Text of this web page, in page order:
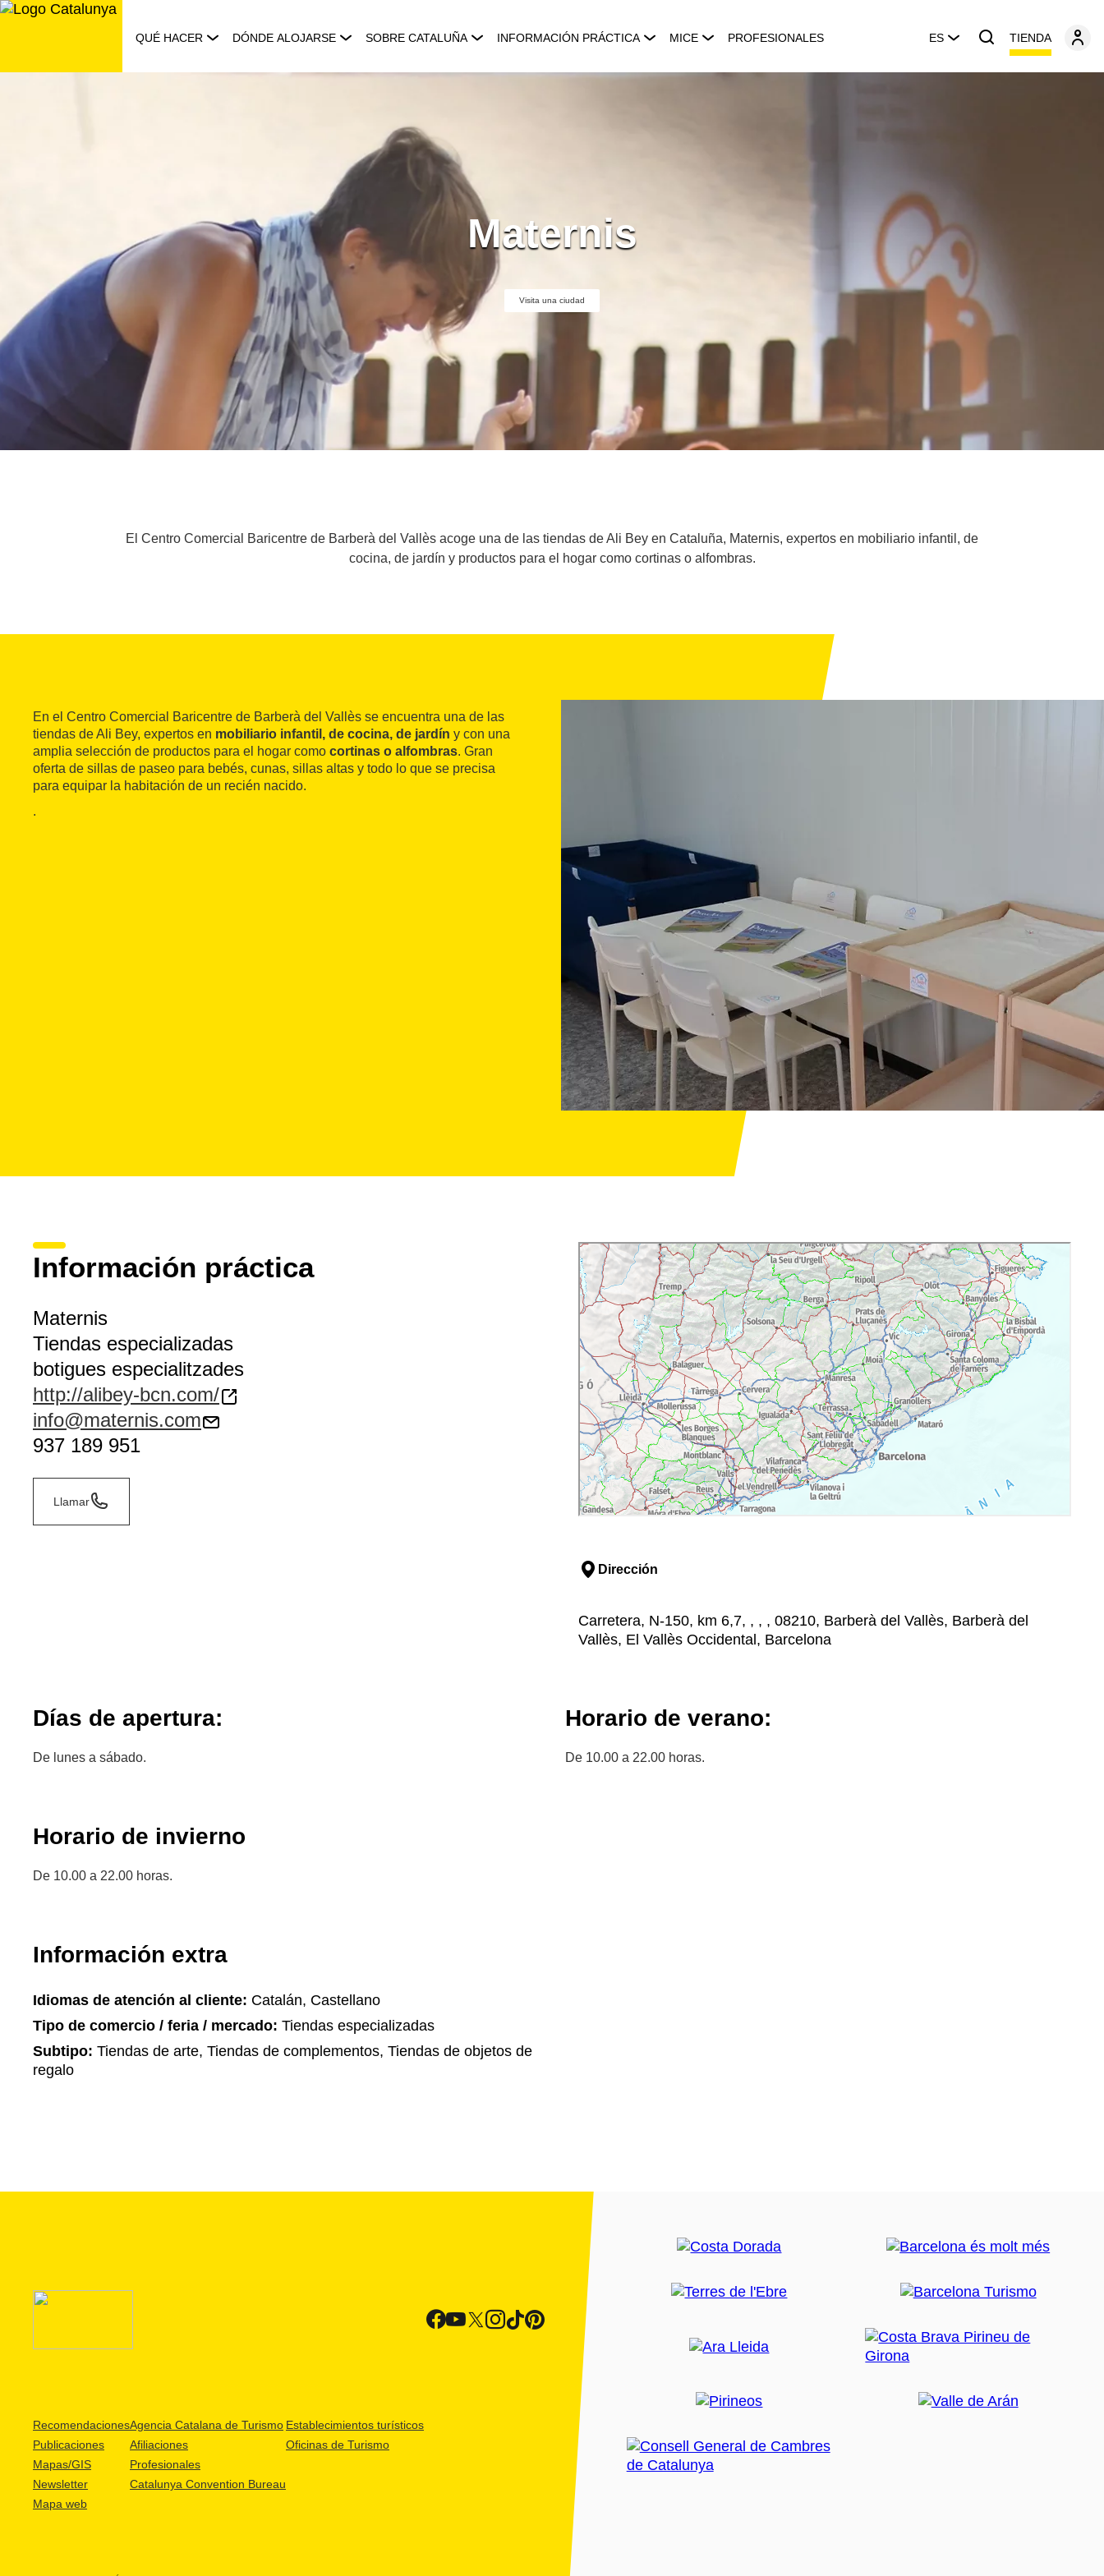
Saltar
QUÉ HACER DÓNDE ALOJARSE SOBRE CATALUÑA INFORMACIÓN PRÁCTICA MICE PROFESIONALES ES TIENDA
Maternis
Visita una ciudad
El Centro Comercial Baricentre de Barberà del Vallès acoge una de las tiendas de Ali Bey en Cataluña, Maternis, expertos en mobiliario infantil, de
cocina, de jardín y productos para el hogar como cortinas o alfombras.
En el Centro Comercial Baricentre de Barberà del Vallès se encuentra una de las
tiendas de Ali Bey, expertos en mobiliario infantil, de cocina, de jardín y con una
amplia selección de productos para el hogar como cortinas o alfombras. Gran
oferta de sillas de paseo para bebés, cunas, sillas altas y todo lo que se precisa
para equipar la habitación de un recién nacido.
.
Información práctica
Maternis
Tiendas especializadas
botigues especialitzades
http://alibey-bcn.com/
info@maternis.com
937 189 951
Llamar
Dirección
Carretera, N-150, km 6,7, , , , 08210, Barberà del Vallès, Barberà del
Vallès, El Vallès Occidental, Barcelona
Días de apertura:
De lunes a sábado.
Horario de verano:
De 10.00 a 22.00 horas.
Horario de invierno
De 10.00 a 22.00 horas.
Información extra
Idiomas de atención al cliente: Catalán, Castellano
Tipo de comercio / feria / mercado: Tiendas especializadas
Subtipo: Tiendas de arte, Tiendas de complementos, Tiendas de objetos de
regalo
Recomendaciones
Publicaciones
Mapas/GIS
Newsletter
Mapa web
Agencia Catalana de Turismo
Afiliaciones
Profesionales
Catalunya Convention Bureau
Establecimientos turísticos
Oficinas de Turismo